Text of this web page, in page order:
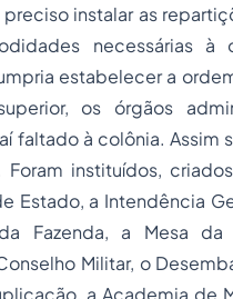
preciso instalar as
necessárias à
estabelecer a
os órgãos
faltado à colônia. Assim
Foram instituídos,
Estado, a Intendência
Fazenda, a Mesa da
Militar, o
a Academia de